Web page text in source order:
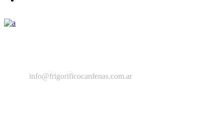
info@frigorificocardenas.com.ar